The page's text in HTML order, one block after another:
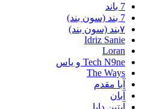
7 باند
7 بند (سون بند)
۷بند (سون بند)
Idriz Sanie
Loran
Tech N9ne و یاس
The Ways
آبا مقدم
آبان
آبتین دابا